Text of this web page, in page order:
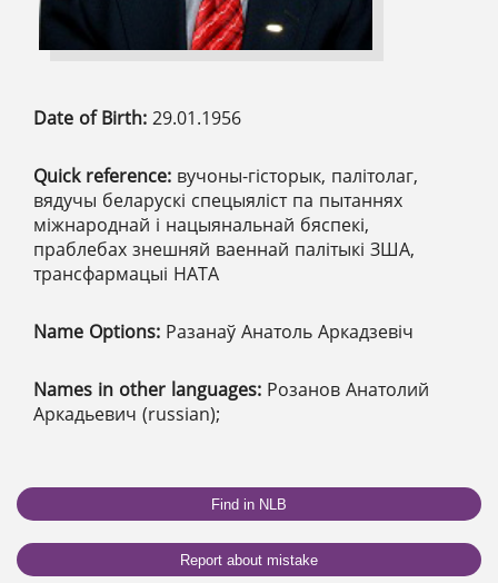
Date of Birth: 29.01.1956
Quick reference: вучоны-гісторык, палітолаг,
вядучы беларускі спецыяліст па пытаннях
міжнароднай і нацыянальнай бяспекі,
праблебах знешняй ваеннай палітыкі ЗША,
трансфармацыі НАТА
Name Options: Разанаў Анатоль Аркадзевіч
Names in other languages: Розанов Анатолий
Аркадьевич (russian);
Find in NLB
Report about mistake